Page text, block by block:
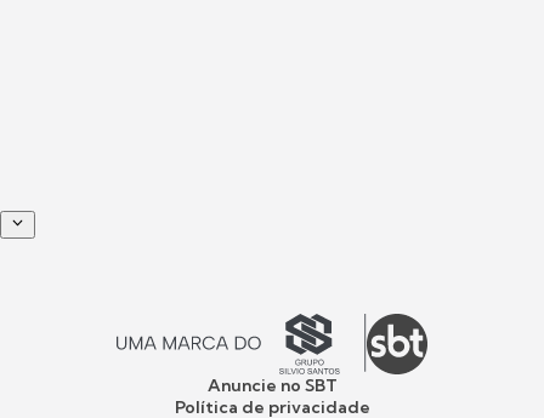
Anuncie no SBT
Política de privacidade